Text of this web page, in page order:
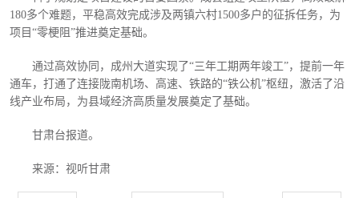
180多个难题，平稳高效完成涉及两镇六村1500多户的征拆任务，为
项目“零梗阻”推进奠定基础。
通过高效协同，成州大道实现了“三年工期两年竣工”，提前一年
通车，打通了连接陇南机场、高速、铁路的“铁公机”枢纽，激活了沿
线产业布局，为县域经济高质量发展奠定了基础。
甘肃台报道。
来源：视听甘肃